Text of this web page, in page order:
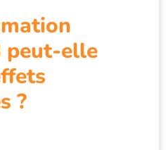
peut-elle
?